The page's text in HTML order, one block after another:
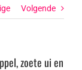
Volgende
zoete ui en